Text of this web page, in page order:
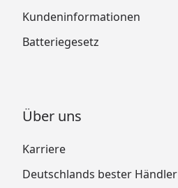
Kundeninformationen
Batteriegesetz
Über uns
Karriere
Deutschlands bester Händler